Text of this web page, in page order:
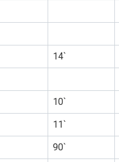
14`
10`
11`
90`